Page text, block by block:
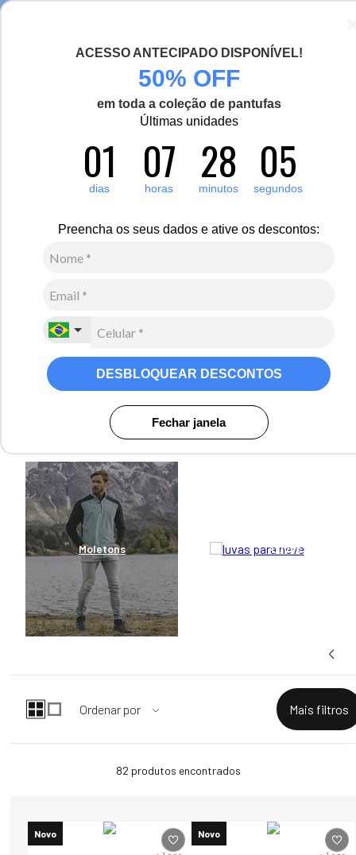
ACESSO ANTECIPADO DISPONÍVEL!
50% OFF
em toda a coleção de pantufas
Últimas unidades
01
dias 07
horas 28
minutos 05
segundos
Preencha os seus dados e ative os descontos:
DESBLOQUEAR DESCONTOS
Fechar janela
Casacos térmicos
masculinos
Jaquetas, sobretudos e casacos masculinos são peças essenciais
para manter o corpo aquecido de forma prática, estilosa e
sofisticada. Confira opções de casacos térmicos para homens com
tratamento impermeável, forro térmico e desenvolvidos em lã de alta
qualidade. Escolha seu casaco masculino para te acompanhar no
82 produtos
Novo
Novo